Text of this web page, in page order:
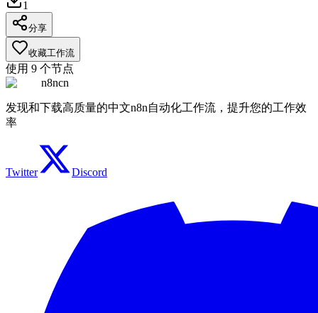
1
分享
收藏工作流
使用 9 个节点
n8ncn
发现和下载高质量的中文n8n自动化工作流，提升您的工作效
率
Twitter Discord